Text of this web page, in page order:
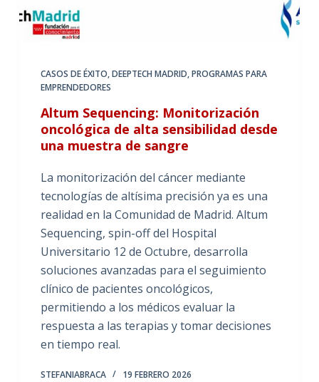
CASOS DE ÉXITO,DEEPTECH MADRID,PROGRAMAS PARA
EMPRENDEDORES
Altum Sequencing: Monitorización
oncológica de alta sensibilidad desde
una muestra de sangre
La monitorización del cáncer mediante
tecnologías de altísima precisión ya es una
realidad en la Comunidad de Madrid. Altum
Sequencing, spin-off del Hospital
Universitario 12 de Octubre, desarrolla
soluciones avanzadas para el seguimiento
clínico de pacientes oncológicos,
permitiendo a los médicos evaluar la
respuesta a las terapias y tomar decisiones
en tiempo real.
STEFANIABRACA 19 FEBRERO 2026